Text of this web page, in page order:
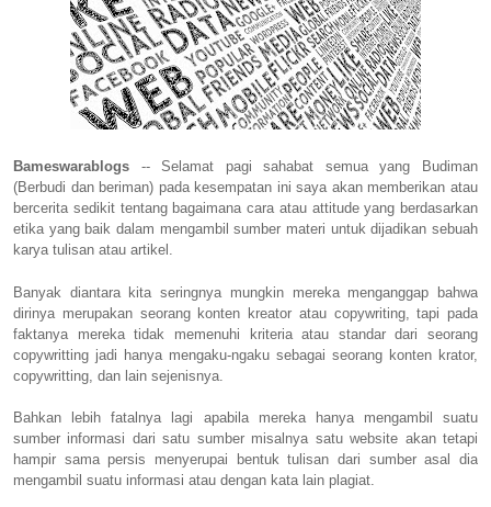
Bameswarablogs -- Selamat pagi sahabat semua yang Budiman
(Berbudi dan beriman) pada kesempatan ini saya akan memberikan atau
bercerita sedikit tentang bagaimana cara atau attitude yang berdasarkan
etika yang baik dalam mengambil sumber materi untuk dijadikan sebuah
karya tulisan atau artikel.
Banyak diantara kita seringnya mungkin mereka menganggap bahwa
dirinya merupakan seorang konten kreator atau copywriting, tapi pada
faktanya mereka tidak memenuhi kriteria atau standar dari seorang
copywritting jadi hanya mengaku-ngaku sebagai seorang konten krator,
copywritting, dan lain sejenisnya.
Bahkan lebih fatalnya lagi apabila mereka hanya mengambil suatu
sumber informasi dari satu sumber misalnya satu website akan tetapi
hampir sama persis menyerupai bentuk tulisan dari sumber asal dia
mengambil suatu informasi atau dengan kata lain plagiat.